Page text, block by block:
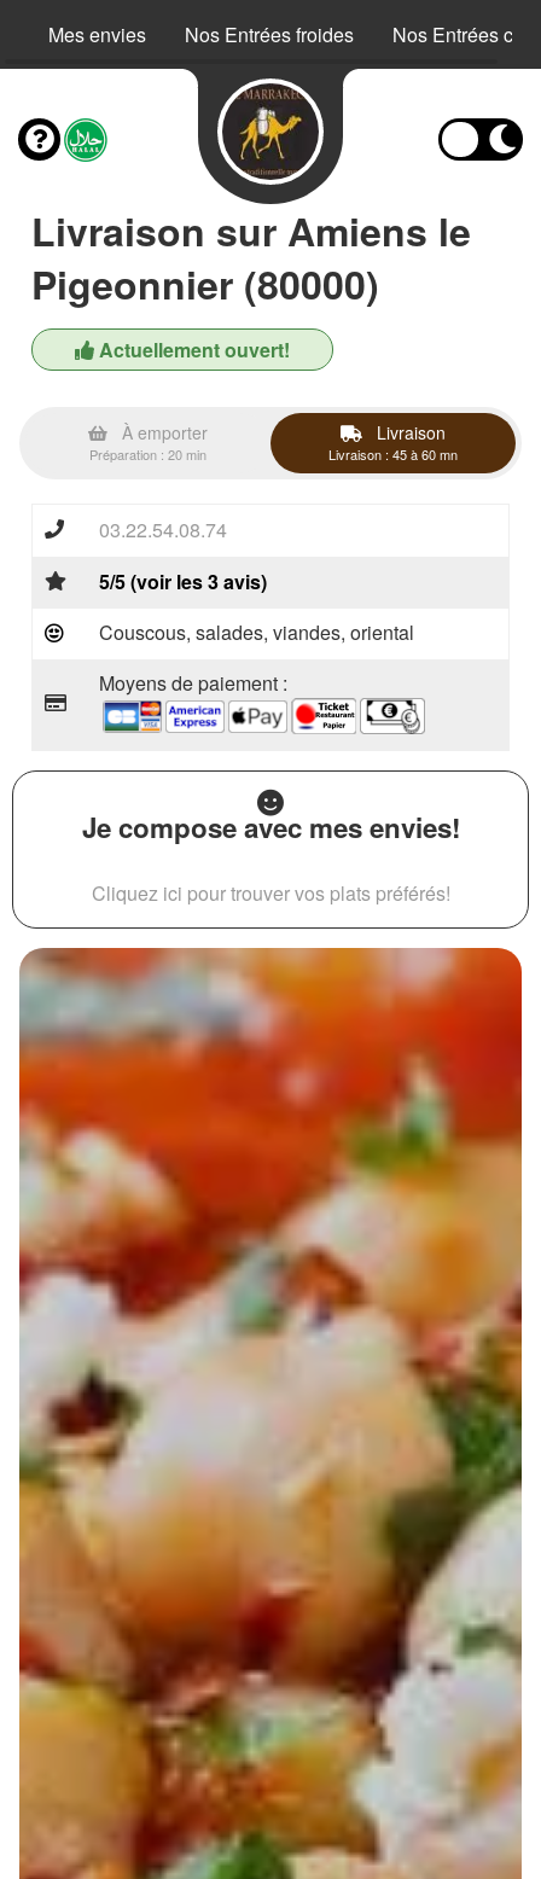
Mes envies Nos Entrées froides Nos Entrées
Livraison sur Amiens le
Pigeonnier (80000)
Actuellement ouvert!
À emporter
Préparation : 20 min
Livraison
Livraison : 45 à 60 mn
03.22.54.08.74
5/5 (voir les 3 avis)
Couscous, salades, viandes, oriental
Moyens de paiement :
Je compose avec mes envies!
Cliquez ici pour trouver vos plats préférés!